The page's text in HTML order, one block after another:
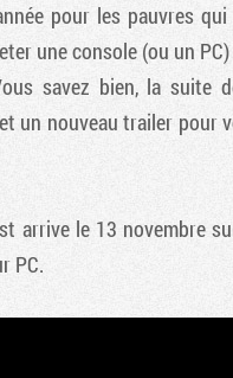
pour les pauvres
une console (ou un
savez bien, la suite
un nouveau trailer pour
arrive le 13 novembre
PC.